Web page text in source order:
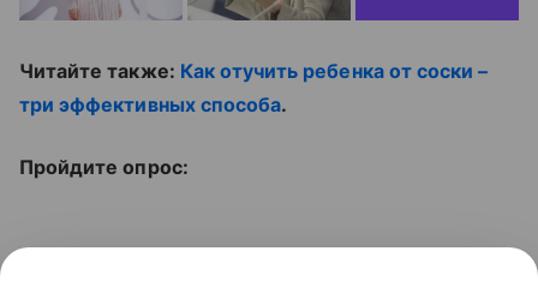
Читайте также: Как отучить ребенка от соски –
три эффективных способа.
Пройдите опрос:
Не пропустите ролик: